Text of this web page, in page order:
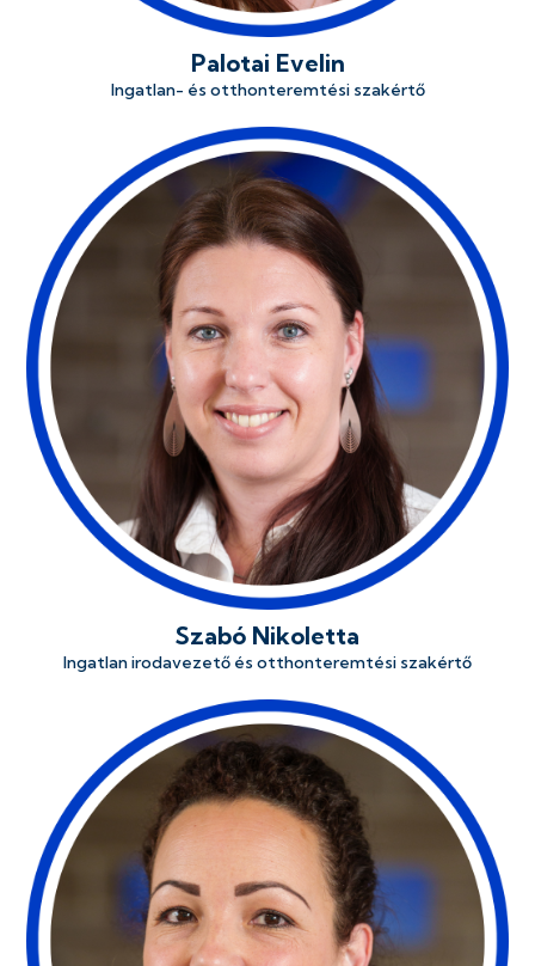
Palotai Evelin
Ingatlan- és otthonteremtési szakértő
Szabó Nikoletta
Ingatlan irodavezető és otthonteremtési szakértő